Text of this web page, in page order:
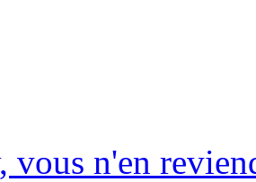
vous n'en